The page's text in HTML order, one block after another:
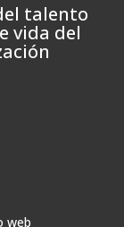
talento
vida del
web